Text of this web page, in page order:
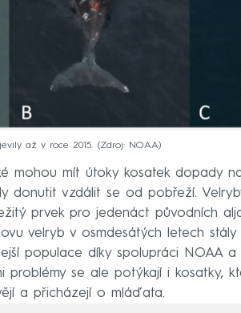
až v roce 2015. Zdroj: NOAA
mohou mít útoky kosatek dopady
donutit vzdálit se od pobřeží.
prvek pro jedenáct původních
velryb v osmdesátých letech stály
populace díky spolupráci NOAA a
problémy se ale potýkají i kosatky,
a přicházejí o mláďata.